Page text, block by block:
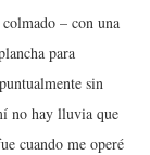
– con una
para
sin
no hay lluvia que
cuando me operé